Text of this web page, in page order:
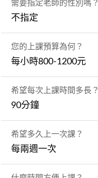
需要指定老師的性別嗎？
不指定
您的上課預算為何？
每小時800-1200元
希望每次上課時間多長？
90分鐘
希望多久上一次課？
每兩週一次